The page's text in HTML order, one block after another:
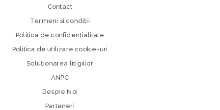
Contact
Termeni si condiţii
Politica de confidenţialitate
Politica de utilizare cookie-uri
Soluționarea litigiilor
ANPC
Despre Noi
Parteneri